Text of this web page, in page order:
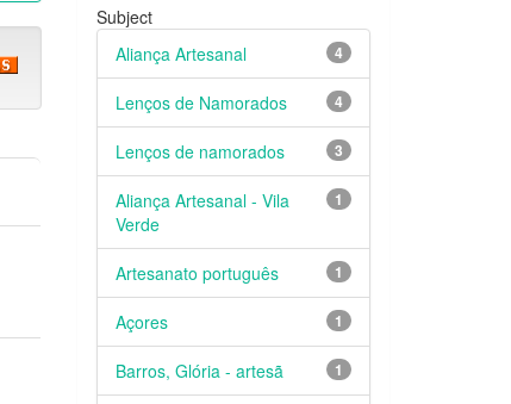
Subject
4
Aliança Artesanal
4
Lenços de Namorados
3
Lenços de namorados
1
Aliança Artesanal - Vila
Verde
1
Artesanato português
1
Açores
1
Barros, Glória - artesã